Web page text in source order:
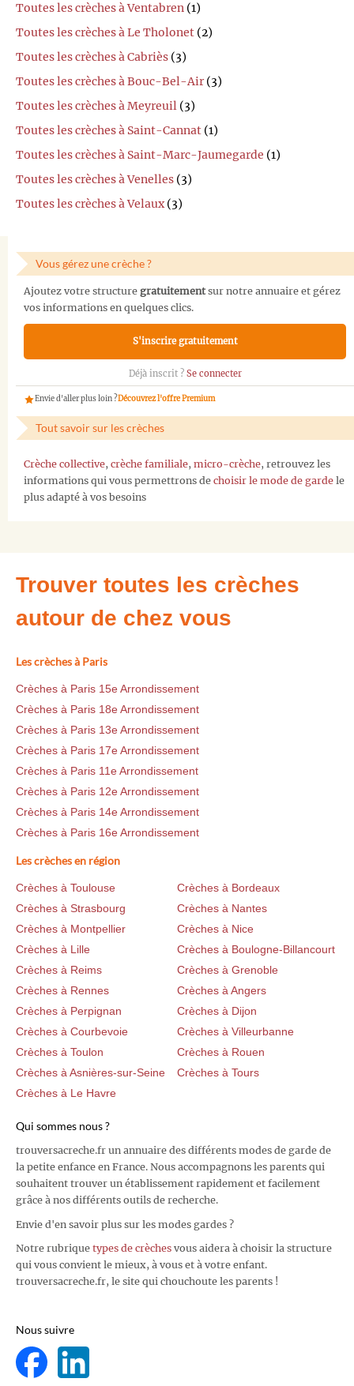
Toutes les crèches à Ventabren (1)
Toutes les crèches à Le Tholonet (2)
Toutes les crèches à Cabriès (3)
Toutes les crèches à Bouc-Bel-Air (3)
Toutes les crèches à Meyreuil (3)
Toutes les crèches à Saint-Cannat (1)
Toutes les crèches à Saint-Marc-Jaumegarde (1)
Toutes les crèches à Venelles (3)
Toutes les crèches à Velaux(3)
Vous gérez une crèche ?
Ajoutez votre structure gratuitementsur notre annuaire et gérez
vos informations en quelques clics.
S'inscrire gratuitement
Déjà inscrit ? Se connecter
Envie d'aller plus loin ?Découvrez l'offre Premium
Tout savoir sur les crèches
Crèche collective, crèche familiale, micro-crèche, retrouvez les
informations qui vous permettrons de choisir le mode de garde le
plus adapté à vos besoins
Trouver toutes les crèches
autour de chez vous
Les crèches à Paris
Crèches à Paris 15e Arrondissement
Crèches à Paris 18e Arrondissement
Crèches à Paris 13e Arrondissement
Crèches à Paris 17e Arrondissement
Crèches à Paris 11e Arrondissement
Crèches à Paris 12e Arrondissement
Crèches à Paris 14e Arrondissement
Crèches à Paris 16e Arrondissement
Les crèches en région
Crèches à Toulouse
Crèches à Bordeaux
Crèches à Strasbourg
Crèches à Nantes
Crèches à Montpellier
Crèches à Nice
Crèches à Lille
Crèches à Boulogne-Billancourt
Crèches à Reims
Crèches à Grenoble
Crèches à Rennes
Crèches à Angers
Crèches à Perpignan
Crèches à Dijon
Crèches à Courbevoie
Crèches à Villeurbanne
Crèches à Toulon
Crèches à Rouen
Crèches à Asnières-sur-Seine
Crèches à Tours
Crèches à Le Havre
Qui sommes nous ?
trouversacreche.fr un annuaire des différents modes de garde de
la petite enfance en France. Nous accompagnons les parents qui
souhaitent trouver un établissement rapidement et facilement
grâce à nos différents outils de recherche.
Envie d'en savoir plus sur les modes gardes ?
Notre rubrique types de crèches vous aidera à choisir la structure
qui vous convient le mieux, à vous et à votre enfant.
trouversacreche.fr, le site qui chouchoute les parents !
Nous suivre